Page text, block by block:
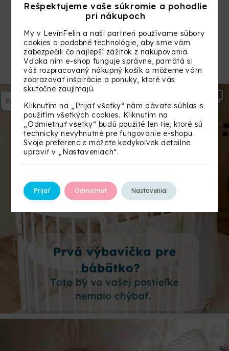
Nepremokavý
chránič 140 x 70 cm
39,90€
KÚPIŤ
Filtrovať
Rešpektujeme vaše súkromie a pohodlie
pri nákupoch
My v LevinFelin a naši partneri používame súbory
cookies a podobné technológie, aby sme vám
zabezpečili čo najlepší zážitok z nakupovania.
Vďaka nim e-shop funguje správne, pamätá si
váš rozpracovaný nákupný košík a môžeme vám
zobrazovať inšpirácie a ponuky, ktoré vás
skutočne zaujímajú.
Kliknutím na „Prijať všetky“ nám dávate súhlas s
použitím všetkých cookies. Kliknutím na
„Odmietnuť všetky“ budú použité len tie, ktoré sú
technicky nevyhnutné pre fungovanie e-shopu.
Svoje preferencie môžete kedykoľvek detailne
upraviť v „Nastaveniach“.
Prijať Odmietnuť Nastavenia